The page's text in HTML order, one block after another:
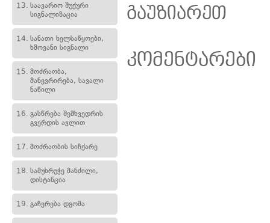
13. საავარიო შუქური
სიგნალიზაცია
14. სანათი ხელსაწყოები,
ხმოვანი სიგნალი
15. მოძრაობა,
მანევრირება, სავალი
ნაწილი
16. გასწრება შემხვედრის
გვერდის ავლით
17. მოძრაობის სიჩქარე
18. სამუხრუჭე მანძილი,
დისტანცია
19. გაჩერება დგომა
გაუზიარეთ
კომენტარები